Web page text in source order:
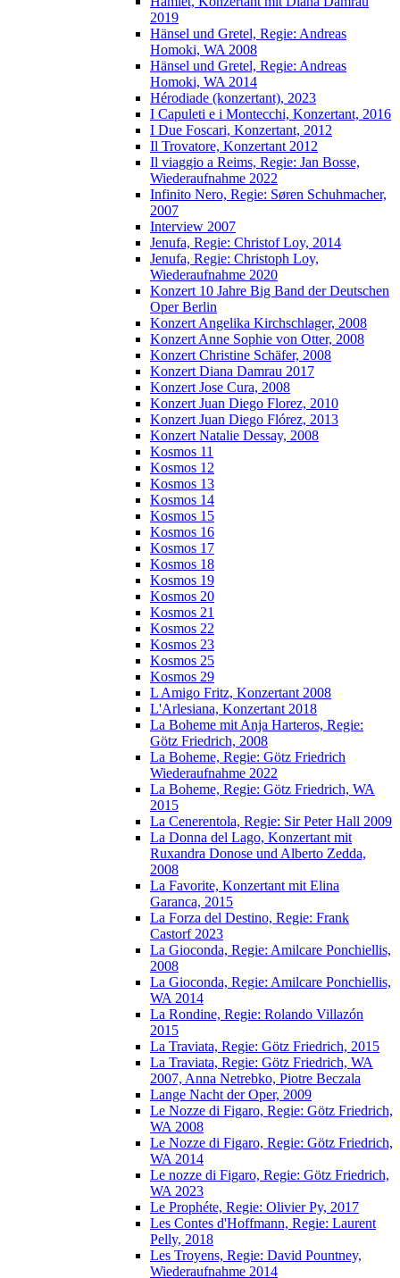
2019
Hänsel und Gretel, Regie: Andreas
Homoki, WA 2008
Hänsel und Gretel, Regie: Andreas
Homoki, WA 2014
Hérodiade (konzertant), 2023
I Capuleti e i Montecchi, Konzertant, 2016
I Due Foscari, Konzertant, 2012
Il Trovatore, Konzertant 2012
Il viaggio a Reims, Regie: Jan Bosse,
Wiederaufnahme 2022
Infinito Nero, Regie: Søren Schuhmacher,
2007
Interview 2007
Jenufa, Regie: Christof Loy, 2014
Jenufa, Regie: Christoph Loy,
Wiederaufnahme 2020
Konzert 10 Jahre Big Band der Deutschen
Oper Berlin
Konzert Angelika Kirchschlager, 2008
Konzert Anne Sophie von Otter, 2008
Konzert Christine Schäfer, 2008
Konzert Diana Damrau 2017
Konzert Jose Cura, 2008
Konzert Juan Diego Florez, 2010
Konzert Juan Diego Flórez, 2013
Konzert Natalie Dessay, 2008
Kosmos 11
Kosmos 12
Kosmos 13
Kosmos 14
Kosmos 15
Kosmos 16
Kosmos 17
Kosmos 18
Kosmos 19
Kosmos 20
Kosmos 21
Kosmos 22
Kosmos 23
Kosmos 25
Kosmos 29
L Amigo Fritz, Konzertant 2008
L'Arlesiana, Konzertant 2018
La Boheme mit Anja Harteros, Regie:
Götz Friedrich, 2008
La Boheme, Regie: Götz Friedrich
Wiederaufnahme 2022
La Boheme, Regie: Götz Friedrich, WA
2015
La Cenerentola, Regie: Sir Peter Hall 2009
La Donna del Lago, Konzertant mit
Ruxandra Donose und Alberto Zedda,
2008
La Favorite, Konzertant mit Elina
Garanca, 2015
La Forza del Destino, Regie: Frank
Castorf 2023
La Gioconda, Regie: Amilcare Ponchiellis,
2008
La Gioconda, Regie: Amilcare Ponchiellis,
WA 2014
La Rondine, Regie: Rolando Villazón
2015
La Traviata, Regie: Götz Friedrich, 2015
La Traviata, Regie: Götz Friedrich, WA
2007, Anna Netrebko, Piotre Beczala
Lange Nacht der Oper, 2009
Le Nozze di Figaro, Regie: Götz Friedrich,
WA 2008
Le Nozze di Figaro, Regie: Götz Friedrich,
WA 2014
Le nozze di Figaro, Regie: Götz Friedrich,
WA 2023
Le Prophéte, Regie: Olivier Py, 2017
Les Contes d'Hoffmann, Regie: Laurent
Pelly, 2018
Les Troyens, Regie: David Pountney,
Wiederaufnahme 2014